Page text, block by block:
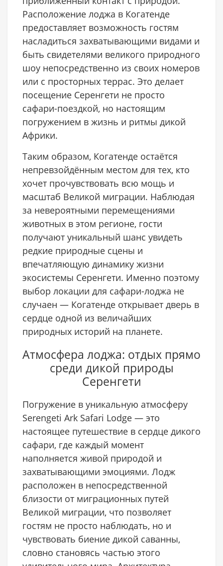
Расположение лоджа в Когатенде
предоставляет возможность гостям
насладиться захватывающими видами и
быть свидетелями великого природного
шоу непосредственно из своих номеров
или с просторных террас. Это делает
посещение Серенгети не просто
сафари-поездкой, но настоящим
погружением в жизнь и ритмы дикой
Африки.
Таким образом, Когатенде остаётся
непревзойдённым местом для тех, кто
хочет прочувствовать всю мощь и
масштаб Великой миграции. Наблюдая
за невероятными перемещениями
животных в этом регионе, гости
получают уникальный шанс увидеть
редкие природные сцены и
впечатляющую динамику жизни
экосистемы Серенгети. Именно поэтому
выбор локации для сафари-лоджа не
случаен — Когатенде открывает дверь в
сердце одной из величайших
природных историй на планете.
Атмосфера лоджа: отдых прямо
среди дикой природы
Серенгети
Погружение в уникальную атмосферу
Serengeti Ark Safari Lodge — это
настоящее путешествие в сердце дикого
сафари, где каждый момент
наполняется живой природой и
захватывающими эмоциями. Лодж
расположен в непосредственной
близости от миграционных путей
Великой миграции, что позволяет
гостям не просто наблюдать, но и
чувствовать биение дикой саванны,
словно становясь частью этого